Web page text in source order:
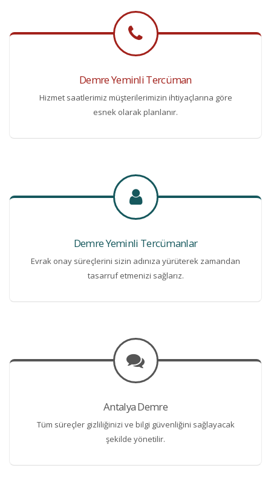
Demre Yeminli Tercüman
Hizmet saatlerimiz müşterilerimizin ihtiyaçlarına göre
esnek olarak planlanır.
Demre Yeminli Tercümanlar
Evrak onay süreçlerini sizin adınıza yürüterek zamandan
tasarruf etmenizi sağlarız.
Antalya Demre
Tüm süreçler gizliliğinizi ve bilgi güvenliğini sağlayacak
şekilde yönetilir.